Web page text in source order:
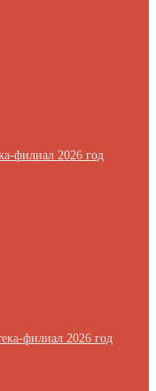
филиал 2026 год
филиал 2026 год